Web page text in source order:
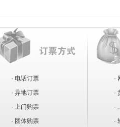
· 电话订票
· 异地订票
· 上门购票
· 团体购票
·
·
·
·